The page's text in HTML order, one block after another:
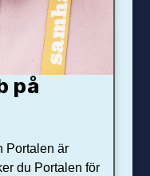
på
Portalen är
du Portalen för